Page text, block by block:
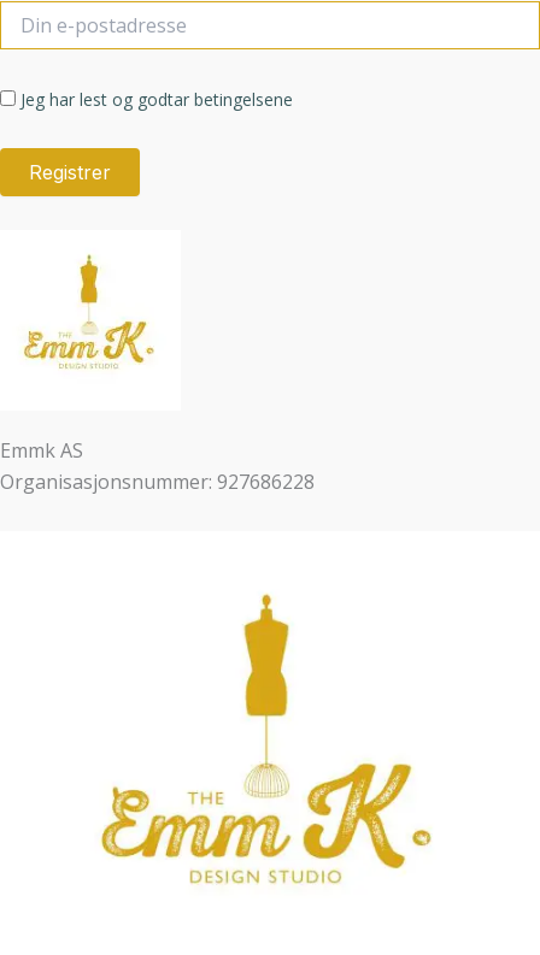
Jeg har lest og godtar betingelsene
Emmk AS
Organisasjonsnummer: 927686228